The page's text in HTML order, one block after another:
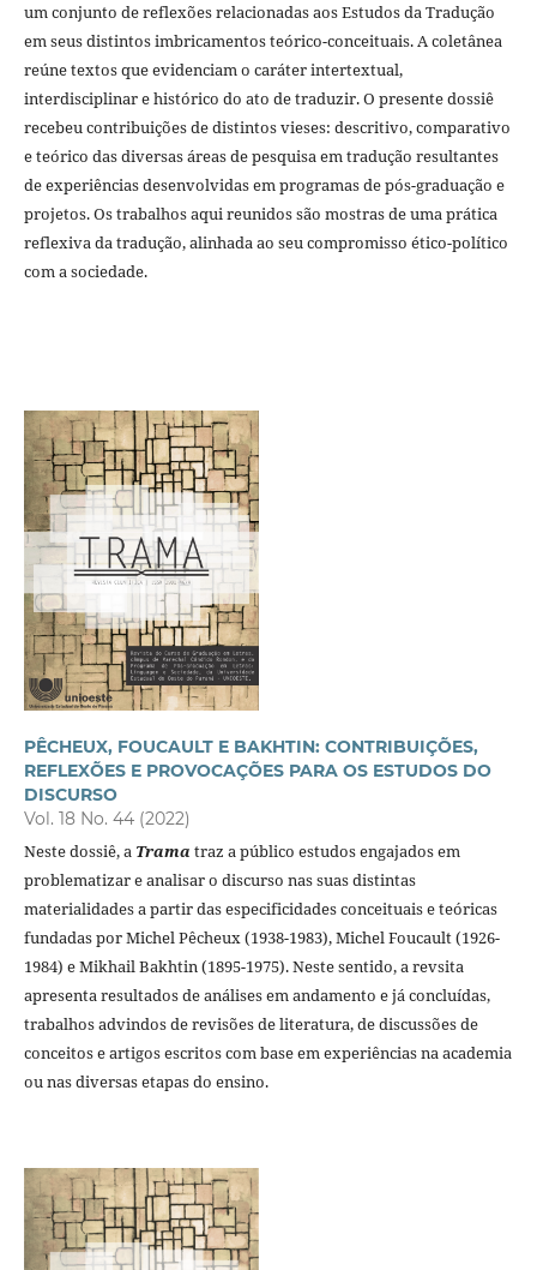
um conjunto de reflexões relacionadas aos Estudos da Tradução
em seus distintos imbricamentos teórico-conceituais. A coletânea
reúne textos que evidenciam o caráter intertextual,
interdisciplinar e histórico do ato de traduzir. O presente dossiê
recebeu contribuições de distintos vieses: descritivo, comparativo
e teórico das diversas áreas de pesquisa em tradução resultantes
de experiências desenvolvidas em programas de pós-graduação e
projetos. Os trabalhos aqui reunidos são mostras de uma prática
reflexiva da tradução, alinhada ao seu compromisso ético-político
com a sociedade.
PÊCHEUX, FOUCAULT E BAKHTIN: CONTRIBUIÇÕES,
REFLEXÕES E PROVOCAÇÕES PARA OS ESTUDOS DO
DISCURSO
Vol. 18 No. 44 (2022)
Neste dossiê, a Trama traz a público estudos engajados em
problematizar e analisar o discurso nas suas distintas
materialidades a partir das especificidades conceituais e teóricas
fundadas por Michel Pêcheux (1938-1983), Michel Foucault (1926-
1984) e Mikhail Bakhtin (1895-1975). Neste sentido, a revsita
apresenta resultados de análises em andamento e já concluídas,
trabalhos advindos de revisões de literatura, de discussões de
conceitos e artigos escritos com base em experiências na academia
ou nas diversas etapas do ensino.